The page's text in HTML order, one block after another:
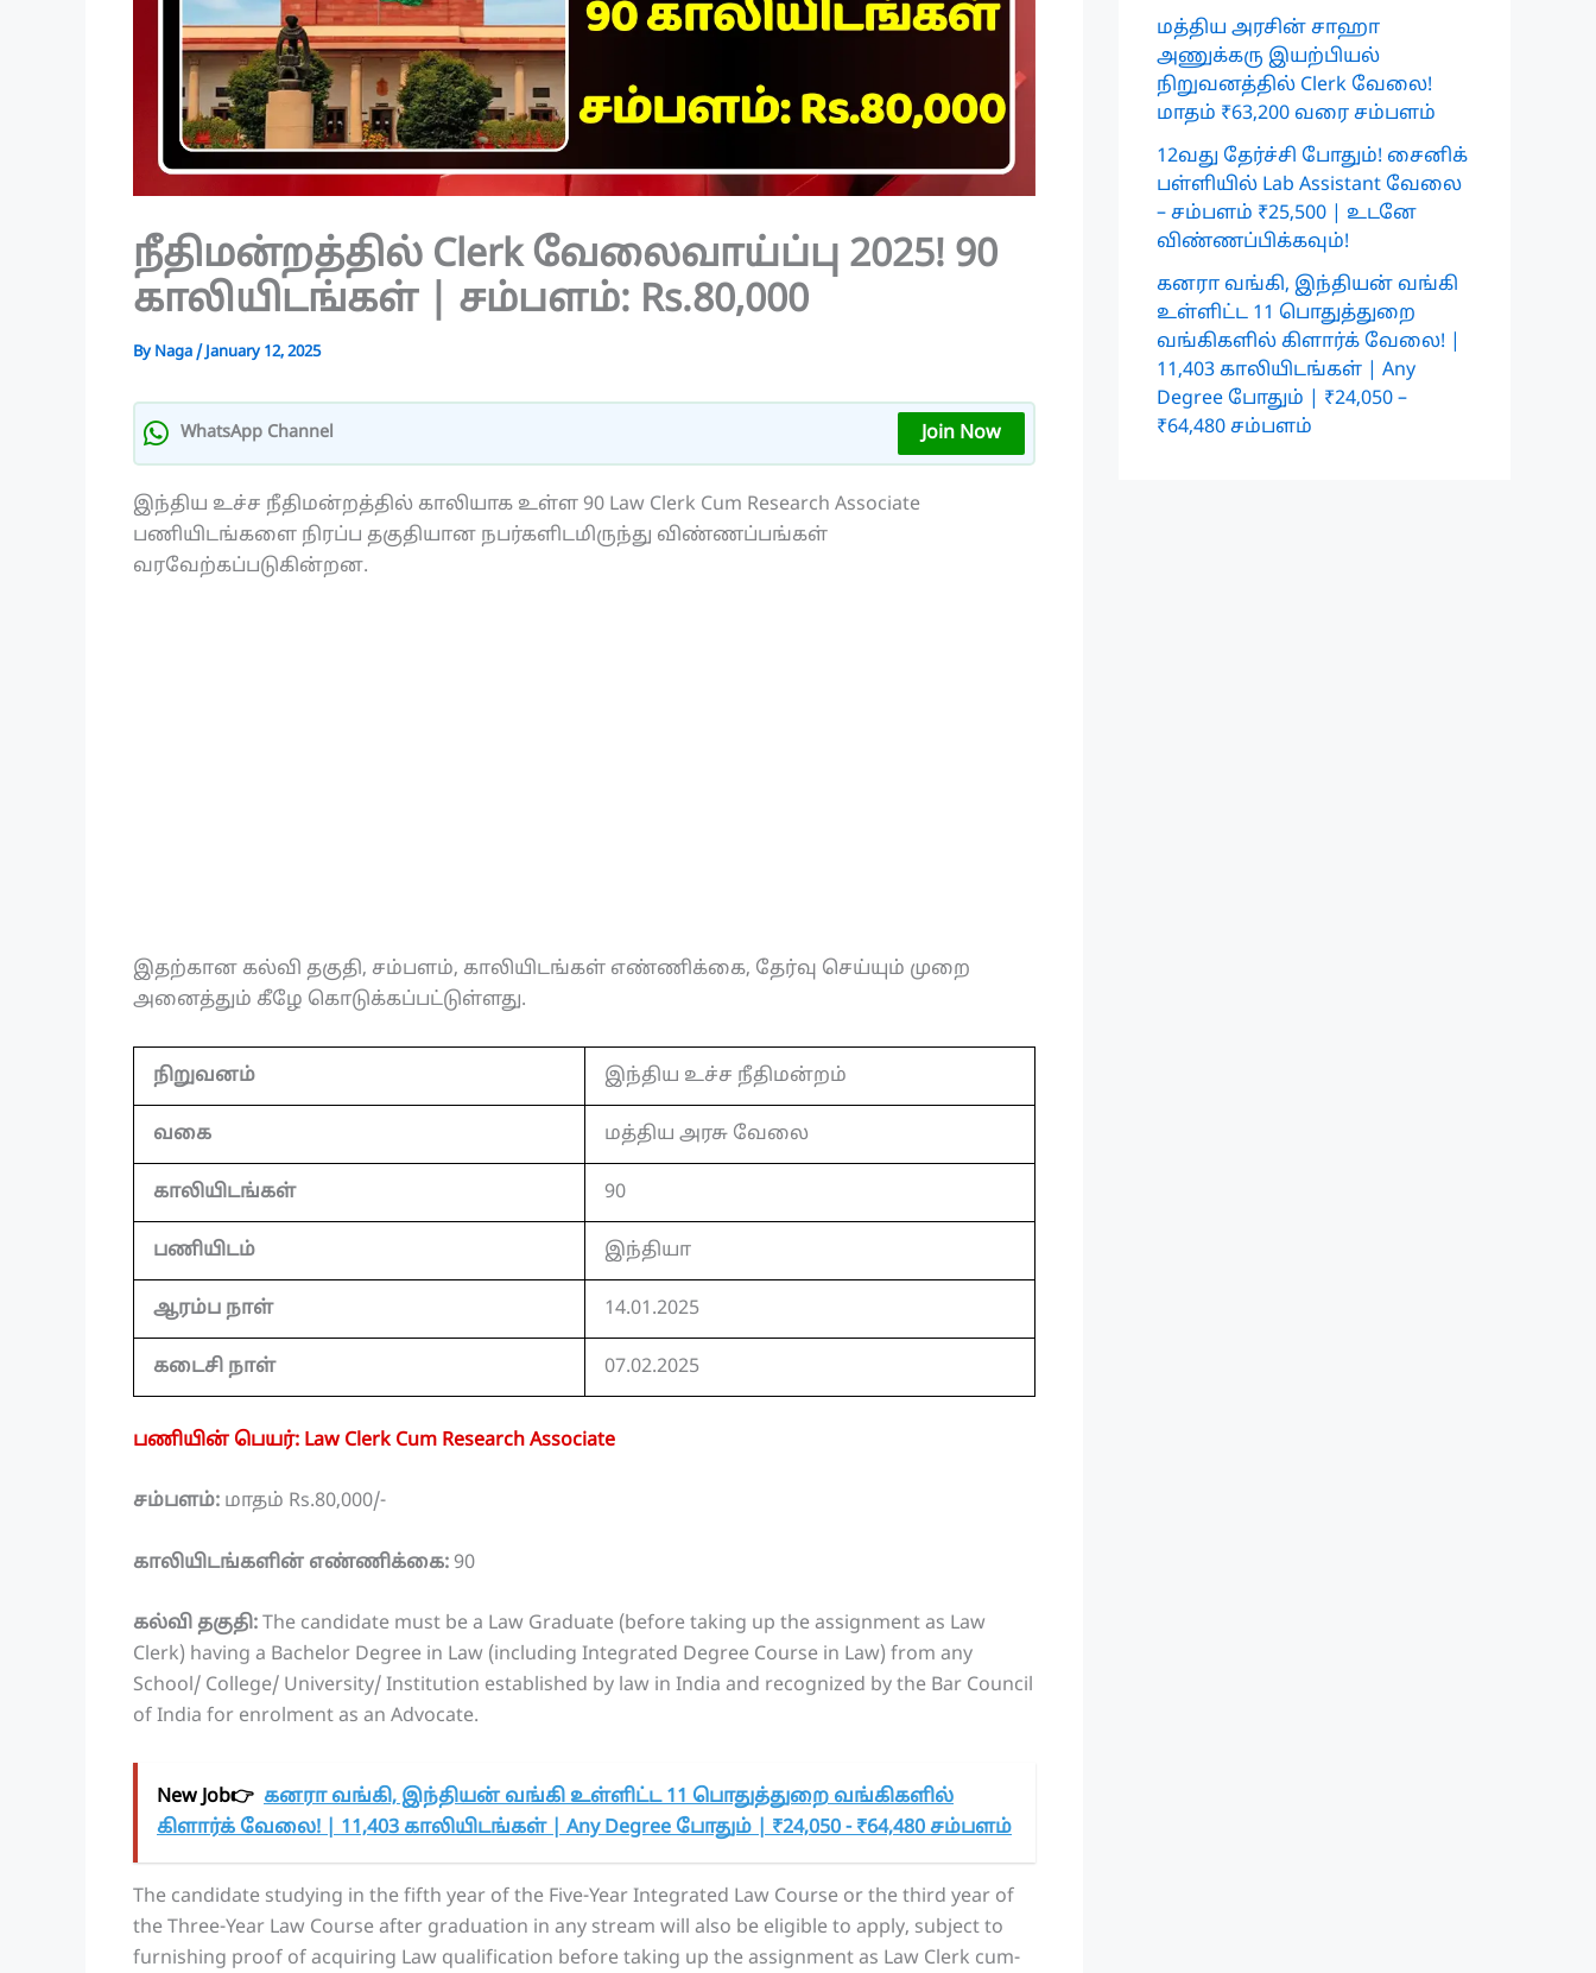
நீதிமன்றத்தில் Clerk வேலைவாய்ப்பு 2025! 90
காலியிடங்கள் | சம்பளம்: Rs.80,000
By Naga/January 12, 2025
WhatsApp Channel Join Now
இந்திய உச்ச நீதிமன்றத்தில் காலியாக உள்ள 90 Law Clerk Cum Research Associate
பணியிடங்களை நிரப்ப தகுதியான நபர்களிடமிருந்து விண்ணப்பங்கள்
வரவேற்கப்படுகின்றன.
இதற்கான கல்வி தகுதி, சம்பளம், காலியிடங்கள் எண்ணிக்கை, தேர்வு செய்யும் முறை
அனைத்தும் கீழே கொடுக்கப்பட்டுள்ளது.
நிறுவனம் இந்திய உச்ச நீதிமன்றம்
வகை மத்திய அரசு வேலை
காலியிடங்கள் 90
பணியிடம் இந்தியா
ஆரம்ப நாள் 14.01.2025
கடைசி நாள் 07.02.2025
பணியின் பெயர்: Law Clerk Cum Research Associate
சம்பளம்: மாதம் Rs.80,000/-
காலியிடங்களின் எண்ணிக்கை: 90
கல்வி தகுதி: The candidate must be a Law Graduate (before taking up the assignment as Law
Clerk) having a Bachelor Degree in Law (including Integrated Degree Course in Law) from any
School/ College/ University/ Institution established by law in India and recognized by the Bar Council
of India for enrolment as an Advocate.
New Job👉 கனரா வங்கி, இந்தியன் வங்கி உள்ளிட்ட 11 பொதுத்துறை வங்கிகளில்
கிளார்க் வேலை! | 11,403 காலியிடங்கள் | Any Degree போதும் | ₹24,050 - ₹64,480 சம்பளம்
The candidate studying in the fifth year of the Five-Year Integrated Law Course or the third year of
the Three-Year Law Course after graduation in any stream will also be eligible to apply, subject to
furnishing proof of acquiring Law qualification before taking up the assignment as Law Clerk cum-
மத்திய அரசின் சாஹா
அணுக்கரு இயற்பியல்
நிறுவனத்தில் Clerk வேலை!
மாதம் ₹63,200 வரை சம்பளம்
12வது தேர்ச்சி போதும்! சைனிக்
பள்ளியில் Lab Assistant வேலை
– சம்பளம் ₹25,500 | உடனே
விண்ணப்பிக்கவும்!
கனரா வங்கி, இந்தியன் வங்கி
உள்ளிட்ட 11 பொதுத்துறை
வங்கிகளில் கிளார்க் வேலை! |
11,403 காலியிடங்கள் | Any
Degree போதும் | ₹24,050 –
₹64,480 சம்பளம்